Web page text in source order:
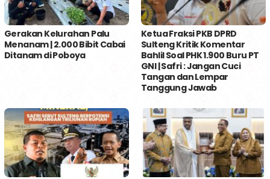
Gerakan Kelurahan Palu
Menanam | 2.000 Bibit Cabai
Ditanam di Poboya
Ketua Fraksi PKB DPRD
Sulteng Kritik Komentar
Bahlil Soal PHK 1.900 Buru PT
GNI | Safri : Jangan Cuci
Tangan dan Lempar
Tanggung Jawab